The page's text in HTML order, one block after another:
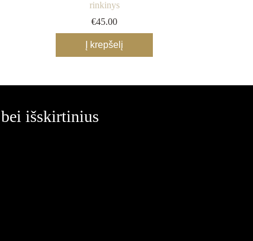
rinkinys
€45.00
Į krepšelį
išskirtinius